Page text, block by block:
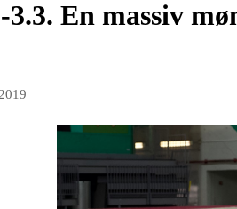
En massiv